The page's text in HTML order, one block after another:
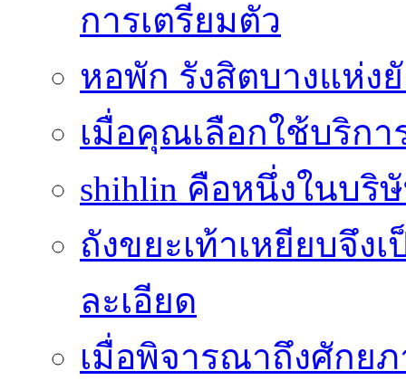
การเตรียมตัว
หอพัก รังสิตบางแห่ง
เมื่อคุณเลือกใช้บริก
shihlin คือหนึ่งในบริ
ถังขยะเท้าเหยียบจึง
ละเอียด
เมื่อพิจารณาถึงศักย